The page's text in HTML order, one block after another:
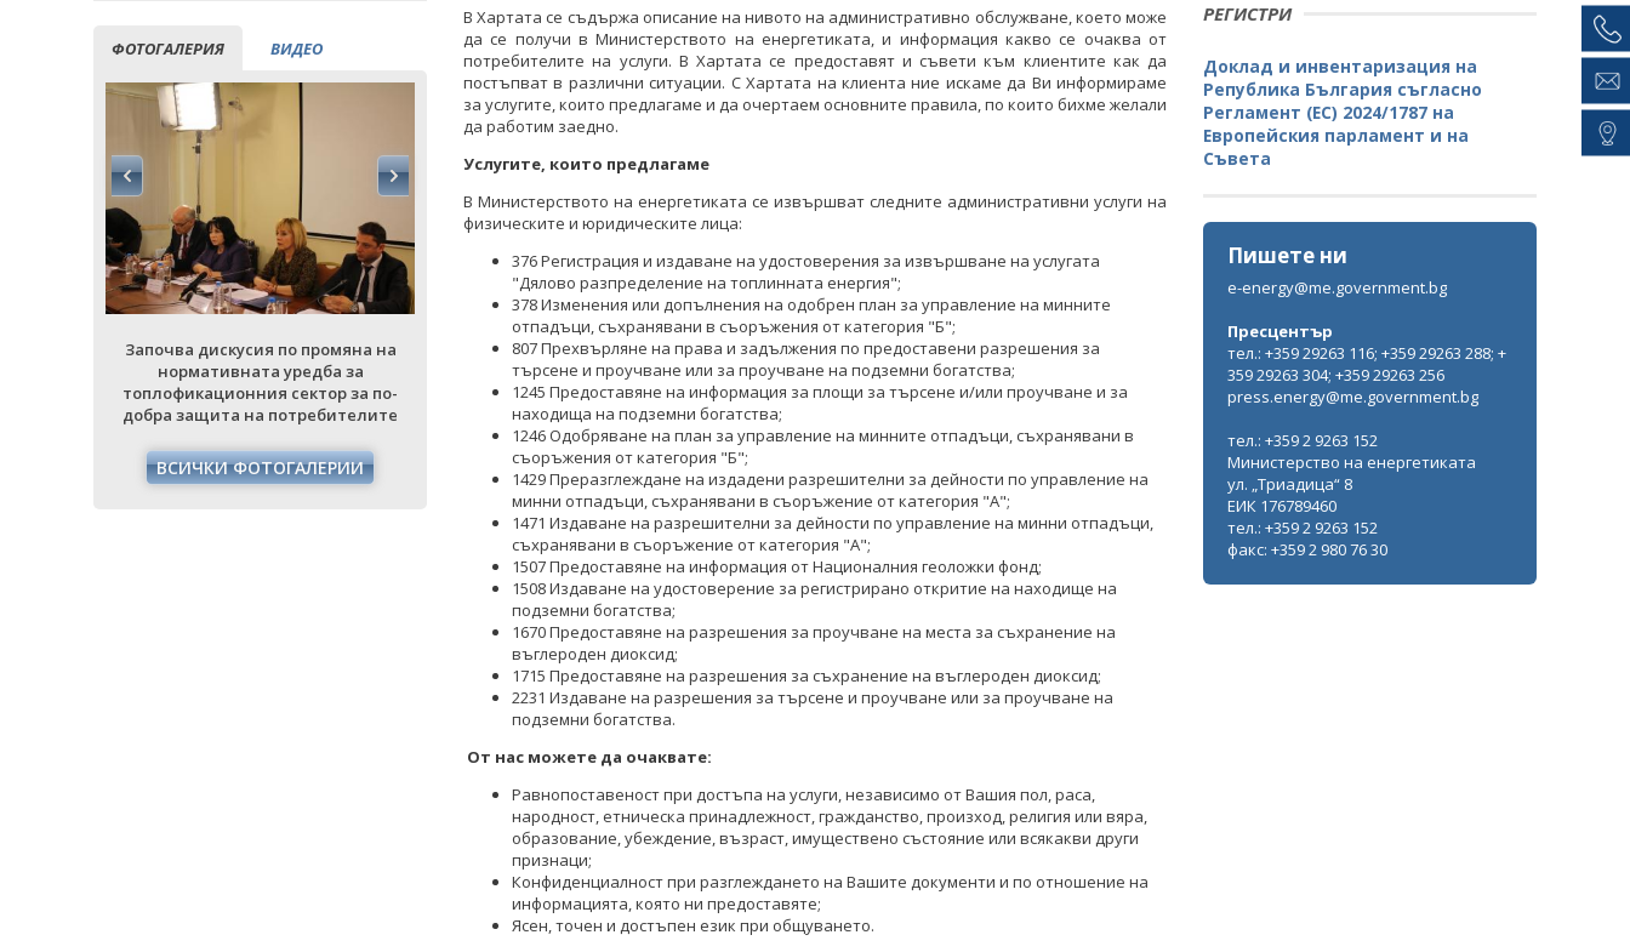
ФОТОГАЛЕРИЯ ВИДЕО
Започва дискусия по промяна на
нормативната уредба за
топлофикационния сектор за по-
добра защита на потребителите
ВСИЧКИ ФОТОГАЛЕРИИ
Започва дискусия по промяна на
нормативната уредба за
топлофикационния сектор за по-
добра защита на потребителите
ВСИЧКИ ФОТОГАЛЕРИИ
Започва дискусия по промяна на
нормативната уредба за
топлофикационния сектор за по-
ВСИЧКИ ФОТОГАЛЕРИИ
Започва дискусия по промяна на
нормативната уредба за
топлофикационния сектор за по-
ВСИЧКИ ФОТОГАЛЕРИИ
В Хартата се съдържа описание на нивото на административно обслужване, което може
да се получи в Министерството на енергетиката, и информация какво се очаква от
потребителите на услуги. В Хартата се предоставят и съвети към клиентите как да
постъпват в различни ситуации. С Хартата на клиента ние искаме да Ви информираме
за услугите, които предлагаме и да очертаем основните правила, по които бихме желали
да работим заедно.
Услугите, които предлагаме
В Министерството на енергетиката се извършват следните административни услуги на
физическите и юридическите лица:
376 Регистрация и издаване на удостоверения за извършване на услугата
"Дялово разпределение на топлинната енергия";
378 Изменения или допълнения на одобрен план за управление на минните
отпадъци, съхранявани в съоръжения от категория "Б";
807 Прехвърляне на права и задължения по предоставени разрешения за
търсене и проучване или за проучване на подземни богатства;
1245 Предоставяне на информация за площи за търсене и/или проучване и за
находища на подземни богатства;
1246 Одобряване на план за управление на минните отпадъци, съхранявани в
съоръжения от категория "Б";
1429 Преразглеждане на издадени разрешителни за дейности по управление на
минни отпадъци, съхранявани в съоръжение от категория "А";
1471 Издаване на разрешителни за дейности по управление на минни отпадъци,
съхранявани в съоръжение от категория "А";
1507 Предоставяне на информация от Националния геоложки фонд;
1508 Издаване на удостоверение за регистрирано откритие на находище на
подземни богатства;
1670 Предоставяне на разрешения за проучване на места за съхранение на
въглероден диоксид;
1715 Предоставяне на разрешения за съхранение на въглероден диоксид;
2231 Издаване на разрешения за търсене и проучване или за проучване на
подземни богатства.
От нас можете да очаквате:
Равнопоставеност при достъпа на услуги, независимо от Вашия пол, раса,
народност, етническа принадлежност, гражданство, произход, религия или вяра,
образование, убеждение, възраст, имуществено състояние или всякакви други
признаци;
Конфиденциалност при разглеждането на Вашите документи и по отношение на
информацията, която ни предоставяте;
Ясен, точен и достъпен език при общуването.
РЕГИСТРИ
Доклад и инвентаризация на
Република България съгласно
Регламент (ЕС) 2024/1787 на
Европейския парламент и на
Съвета
Пишете ни
e-energy@me.government.bg
Пресцентър
тел.: +359 29263 116; +359 29263 288; +
359 29263 304; +359 29263 256
press.energy@me.government.bg
тел.: +359 2 9263 152
Министерство на енергетиката
ул. „Триадица“ 8
ЕИК 176789460
тел.: +359 2 9263 152
факс: +359 2 980 76 30